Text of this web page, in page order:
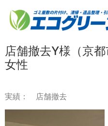
店舗撤去Y様（京
女性
実績： 店舗撤去